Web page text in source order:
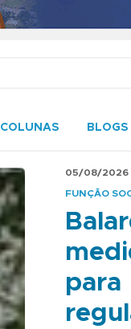
COLUNAS BLOGS
na SRB
05/08/2026
FUNÇÃO
para